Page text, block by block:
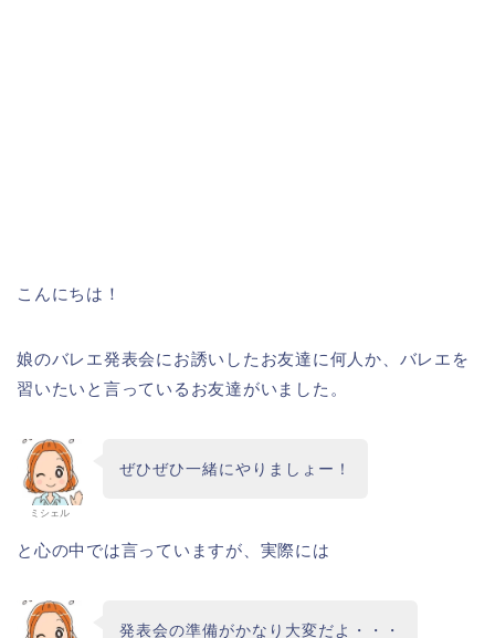
こんにちは！
娘のバレエ発表会にお誘いしたお友達に何人か、バレエを
習いたいと言っているお友達がいました。
ミシェル
ぜひぜひ一緒にやりましょー！
と心の中では言っていますが、実際には
発表会の準備がかなり大変だよ・・・